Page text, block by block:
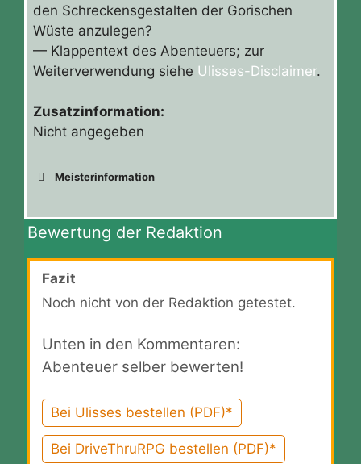
den Schreckensgestalten der Gorischen
Wüste anzulegen?
— Klappentext des Abenteuers; zur
Weiterverwendung siehe Ulisses-Disclaimer.
Zusatzinformation:
Nicht angegeben
Meisterinformation
Bewertung der Redaktion
Fazit
Noch nicht von der Redaktion getestet.
Unten in den Kommentaren:
Abenteuer selber bewerten!
Bei Ulisses bestellen (PDF)*
Bei DriveThruRPG bestellen (PDF)*